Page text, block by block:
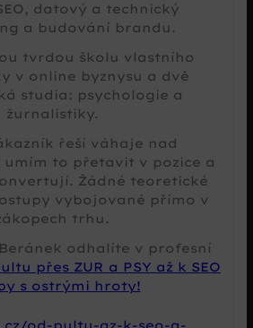
datový a technický
a budování brandu.
tvrdou školu vlastního
v online byznysu a dvě
studia: psychologie a
žurnalistiky.
řeší váhaje nad
umím to přetavit v pozice a
Žádné teoretické
vybojované přímo v
trhu.
odhalíte v profesní
přes ZUR a PSY až k SEO
s ostrými hroty!